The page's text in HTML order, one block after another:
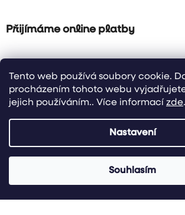
Tento web používá soubory cookie.
procházením tohoto webu
jejich používáním.. Více informací zde.
Nastavení
Souhlasím
Nakupte u nás alespoň za 2500,- Kč a více a
Přijímáme online platby
Copyright 2026FreshDelikatesy.cz.